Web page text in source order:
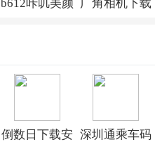
b612咔叽美颜 广角相机下载
倒数日下载安 深圳通乘车码